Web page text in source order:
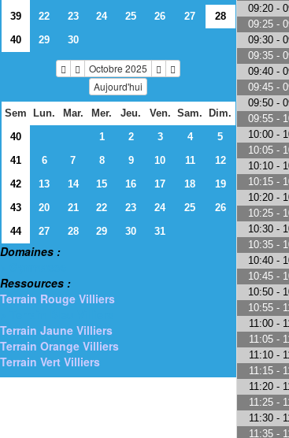
39
22 23 24 25 26 27
28
40
29 30
Octobre 2025
Aujourd'hui
Sem Lun. Mar. Mer. Jeu. Ven. Sam.
Dim.
40
1 2 3 4
5
41
6 7 8 9 10 11
12
42
13 14 15 16 17 18
19
43
20 21 22 23 24 25
26
44
27 28 29 30 31
Domaines :
Ressources :
Terrain Rouge Villiers
Terrain Jaune Villiers
Terrain Orange Villiers
Terrain Vert Villiers
09:20 -
09:25 -
09:30 -
09:35 -
09:40 -
09:45 -
09:50 -
09:55 -
10:00 -
10:05 -
10:10 -
10:15 -
10:20 -
10:25 -
10:30 -
10:35 -
10:40 -
10:45 -
10:50 -
10:55 -
11:00 -
11:05 -
11:10 -
11:15 -
11:20 -
11:25 -
11:30 -
11:35 -